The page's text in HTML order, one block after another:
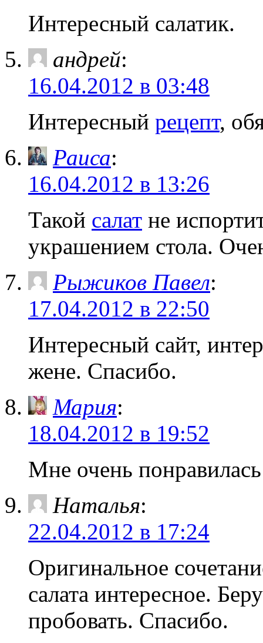
Интересный салатик.
андрей:
16.04.2012 в 03:48
Интересный рецепт,
Раиса:
16.04.2012 в 13:26
Такой салат не
украшением стола.
Рыжиков Павел:
17.04.2012 в 22:50
Интересный сайт,
жене. Спасибо.
Мария:
18.04.2012 в 19:52
Мне очень
Наталья:
22.04.2012 в 17:24
Оригинальное
салата интересное.
пробовать. Спасибо.